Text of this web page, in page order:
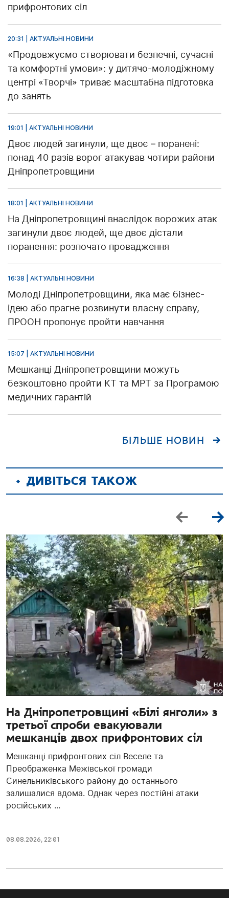
прифронтових сіл
20:31 | АКТУАЛЬНІ НОВИНИ
«Продовжуємо створювати безпечні, сучасні
та комфортні умови»: у дитячо-молодіжному
центрі «Творчі» триває масштабна підготовка
до занять
19:01 | АКТУАЛЬНІ НОВИНИ
Двоє людей загинули, ще двоє – поранені:
понад 40 разів ворог атакував чотири райони
Дніпропетровщини
18:01 | АКТУАЛЬНІ НОВИНИ
На Дніпропетровщині внаслідок ворожих атак
загинули двоє людей, ще двоє дістали
поранення: розпочато провадження
16:38 | АКТУАЛЬНІ НОВИНИ
Молоді Дніпропетровщини, яка має бізнес-
ідею або прагне розвинути власну справу,
ПРООН пропонує пройти навчання
15:07 | АКТУАЛЬНІ НОВИНИ
Мешканці Дніпропетровщини можуть
безкоштовно пройти КТ та МРТ за Програмою
медичних гарантій
БІЛЬШЕ НОВИН
ДИВІТЬСЯ ТАКОЖ
На Дніпропетровщині «Білі янголи» з
третьої спроби евакуювали
мешканців двох прифронтових сіл
Мешканці прифронтових сіл Веселе та
Преображенка Межівської громади
Синельниківського району до останнього
залишалися вдома. Однак через постійні атаки
російських ...
08.08.2026, 22:01